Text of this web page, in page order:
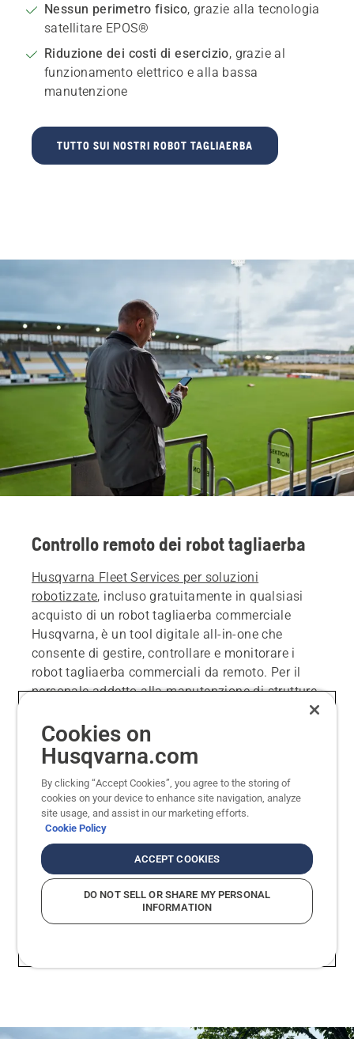
Nessun perimetro fisico, grazie alla tecnologia
satellitare EPOS®
Riduzione dei costi di esercizio, grazie al
funzionamento elettrico e alla bassa
manutenzione
TUTTO SUI NOSTRI ROBOT TAGLIAERBA
Controllo remoto dei robot tagliaerba
Husqvarna Fleet Services per soluzioni
robotizzate, incluso gratuitamente in qualsiasi
acquisto di un robot tagliaerba commerciale
Husqvarna, è un tool digitale all-in-one che
consente di gestire, controllare e monitorare i
robot tagliaerba commerciali da remoto. Per il
personale addetto alla manutenzione di strutture
e immobili commerciali,’è un modo conveniente
per garantire che la flotta di robot tagliaerba sia
in linea, garantendo risultati eccellenti ogni
giorno.
Lo strumento può anche aiutare a tenere traccia
della posizione e a ottenere una panoramica
delle batterie collegate.
FLEET SERVICES PER LA ROBOTICA
Cookies on
Husqvarna.com
By clicking “Accept Cookies”, you agree to the storing of
cookies on your device to enhance site navigation, analyze
site usage, and assist in our marketing efforts.
Cookie Policy
ACCEPT COOKIES
DO NOT SELL OR SHARE MY PERSONAL
INFORMATION